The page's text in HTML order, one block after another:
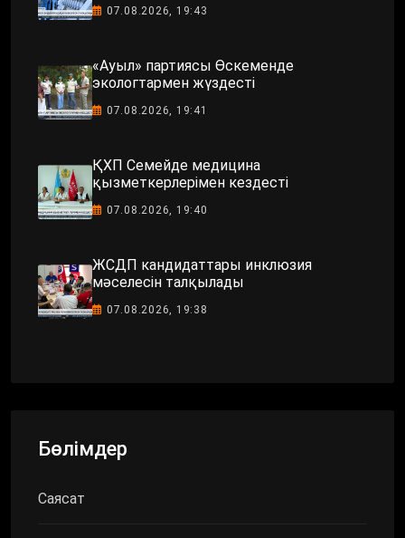
07.08.2026, 19:43
«Ауыл» партиясы Өскеменде
экологтармен жүздесті
07.08.2026, 19:41
ҚХП Семейде медицина
қызметкерлерімен кездесті
07.08.2026, 19:40
ЖСДП кандидаттары инклюзия
мәселесін талқылады
07.08.2026, 19:38
Бөлімдер
Саясат